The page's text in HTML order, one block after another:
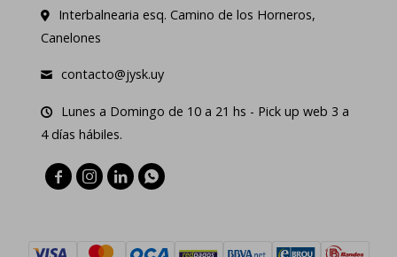
Interbalnearia esq. Camino de los Horneros,
Canelones
contacto@jysk.uy
Lunes a Domingo de 10 a 21 hs - Pick up web 3 a
4 días hábiles.
   